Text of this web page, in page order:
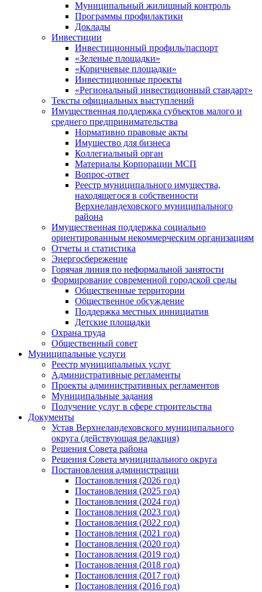
Муниципальный жилищный контроль
Программы профилактики
Доклады
Инвестиции
Инвестиционный профиль/паспорт
«Зеленые площадки»
«Коричневые площадки»
Инвестиционные проекты
«Региональный инвестиционный стандарт»
Тексты официальных выступлений
Имущественная поддержка субъектов малого и
среднего предпринимательства
Нормативно правовые акты
Имущество для бизнеса
Коллегиальный орган
Материалы Корпорации МСП
Вопрос-ответ
Реестр муниципального имущества,
находящегося в собственности
Верхнеландеховского муниципального
района
Имущественная поддержка социально
ориентированным некоммерческим организациям
Отчеты и статистика
Энергосбережение
Горячая линия по неформальной занятости
Формирование современной городской среды
Общественные территории
Общественное обсуждение
Поддержка местных иннициатив
Детские площадки
Охрана труда
Общественный совет
Муниципальные услуги
Реестр муниципальных услуг
Административные регламенты
Проекты административных регламентов
Муниципальные задания
Получение услуг в сфере строительства
Документы
Устав Верхнеландеховского муниципального
округа (действующая редакция)
Решения Совета района
Решения Совета муниципального округа
Постановления администрации
Постановления (2026 год)
Постановления (2025 год)
Постановления (2024 год)
Постановления (2023 год)
Постановления (2022 год)
Постановления (2021 год)
Постановления (2020 год)
Постановления (2019 год)
Постановления (2018 год)
Постановления (2017 год)
Постановления (2016 год)